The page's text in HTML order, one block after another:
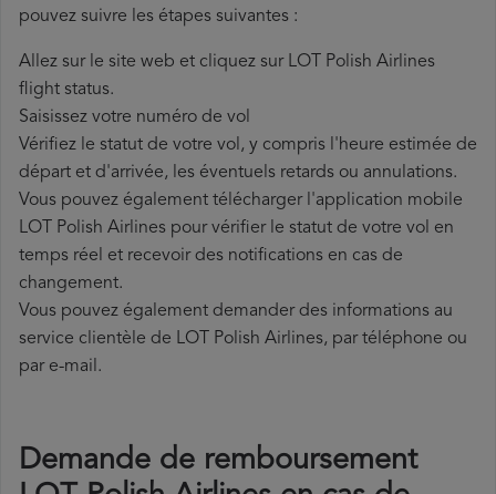
pouvez suivre les étapes suivantes :
Allez sur le site web et cliquez sur LOT Polish Airlines
flight status.
Saisissez votre numéro de vol
Vérifiez le statut de votre vol, y compris l'heure estimée de
départ et d'arrivée, les éventuels retards ou annulations.
Vous pouvez également télécharger l'application mobile
LOT Polish Airlines pour vérifier le statut de votre vol en
temps réel et recevoir des notifications en cas de
changement.
Vous pouvez également demander des informations au
service clientèle de LOT Polish Airlines, par téléphone ou
par e-mail.
Demande de remboursement